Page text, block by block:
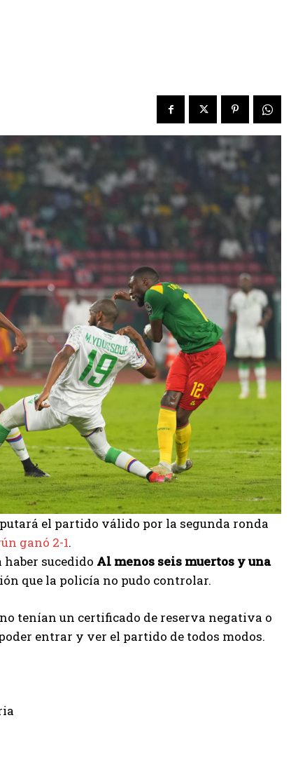
el partido válido por la segunda ronda
ganó 2-1.
sucedido Al menos seis muertos y una
que la policía no pudo controlar.
tenían un certificado de reserva negativa o
entrar y ver el partido de todos modos.